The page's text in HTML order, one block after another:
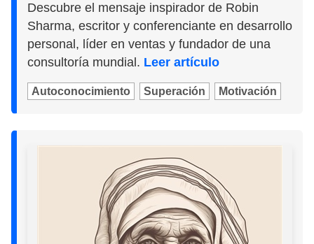
Descubre el mensaje inspirador de Robin
Sharma, escritor y conferenciante en desarrollo
personal, líder en ventas y fundador de una
consultoría mundial. Leer artículo
Autoconocimiento Superación Motivación